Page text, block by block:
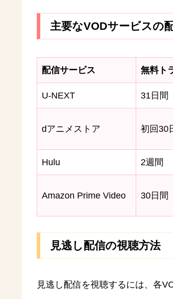
主要なVODサービスの
配信サービス 無料ト
U-NEXT 31日間
dアニメストア 初回30
Hulu 2週間
Amazon Prime Video 30日間
見逃し配信の視聴方法
見逃し配信を視聴するには、各